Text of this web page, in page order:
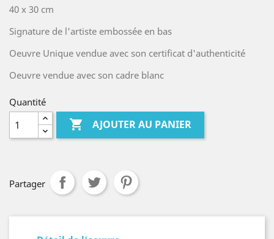
40 x 30 cm
Signature de l'artiste embossée en bas
Oeuvre Unique vendue avec son certificat d'authenticité
Oeuvre vendue avec son cadre blanc
Quantité
 AJOUTER AU PANIER
Partager